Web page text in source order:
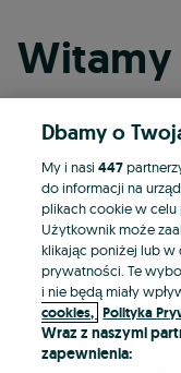
Witamy
Dbamy o
My i nasi447
do informacji na
plikach cookie w
Użytkownik może
klikając poniżej lub
prywatności. Te
i nie będą miały
cookies, Polityka
Wraz z naszymi
zapewnienia: